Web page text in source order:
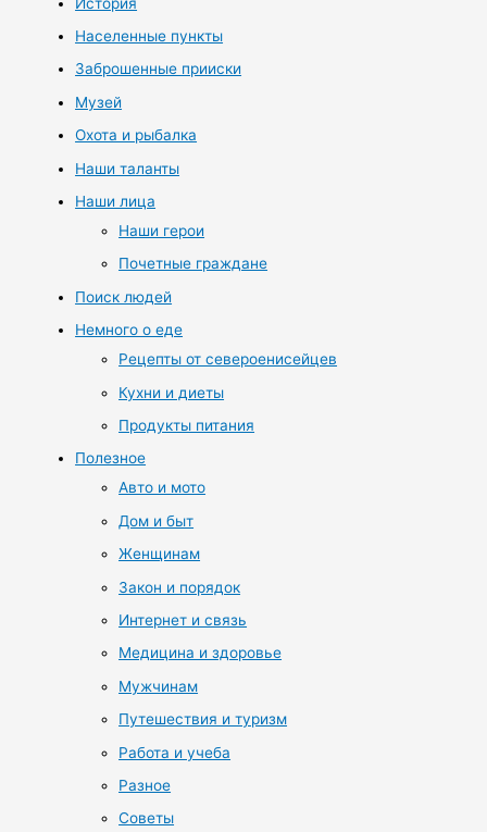
Населенные пункты
Заброшенные прииски
Музей
Охота и рыбалка
Наши таланты
Наши лица
Наши герои
Почетные граждане
Поиск людей
Немного о еде
Рецепты от североенисейцев
Кухни и диеты
Продукты питания
Полезное
Авто и мото
Дом и быт
Женщинам
Закон и порядок
Интернет и связь
Медицина и здоровье
Мужчинам
Путешествия и туризм
Работа и учеба
Разное
Советы